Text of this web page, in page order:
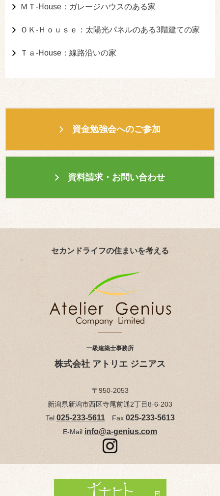
ＭＴ-House：ガレージハウスのある家
ＯＫ-Ｈｏｕｓｅ：太陽光パネルのある3階建ての家
Ｔａ-House：線路沿いの家
資金勉強会へのご参加
資料請求・お問い合わせ
セカンドライフの住まいを考える
一級建築士事務所
株式会社 アトリエ ジニアス
〒950-2053
新潟県新潟市西区寺尾前通2丁目8-6-203
Tel 025-233-5611Fax 025-233-5613
E-Mail info@a-genius.com